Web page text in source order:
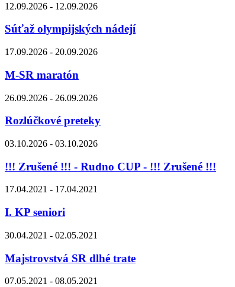
12.09.2026 - 12.09.2026
Súťaž olympijských nádejí
17.09.2026 - 20.09.2026
M-SR maratón
26.09.2026 - 26.09.2026
Rozlúčkové preteky
03.10.2026 - 03.10.2026
!!! Zrušené !!! - Rudno CUP - !!! Zrušené !!!
17.04.2021 - 17.04.2021
I. KP seniori
30.04.2021 - 02.05.2021
Majstrovstvá SR dlhé trate
07.05.2021 - 08.05.2021